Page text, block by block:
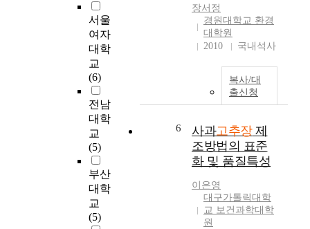
서울
여자
대학
교
(6)
전남
대학
교
(5)
부산
대학
교
(5)
(e
추
장서정
경원대학교 환경
대학원
2010
국내석사
복사/대
출신청
6 사과고추장제
조방법의 표준
화 및 품질특성
이은영
대구가톨릭대학
교 보건과학대학
원